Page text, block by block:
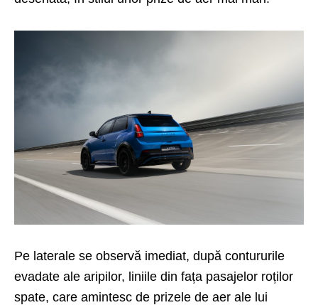
Pe laterale se observă imediat, după contururile
evadate ale aripilor, liniile din fața pasajelor roților
spate, care amintesc de prizele de aer ale lui